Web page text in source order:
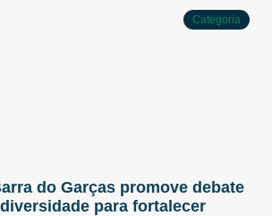
Categoria
do Garças promove debate
para fortalecer